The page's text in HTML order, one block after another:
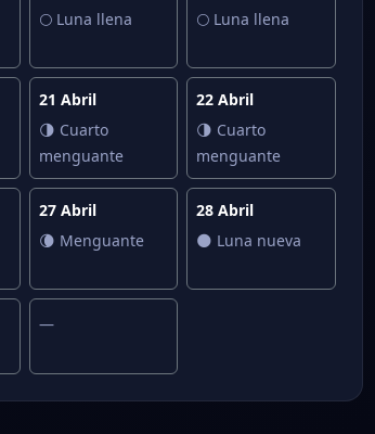
🌕 Luna llena
🌕 Luna llena
21 Abril
🌗 Cuarto
menguante
22 Abril
🌗 Cuarto
menguante
27 Abril
🌘 Menguante
28 Abril
🌑 Luna nueva
—